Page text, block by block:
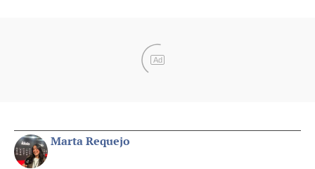
Ad
Marta Requejo